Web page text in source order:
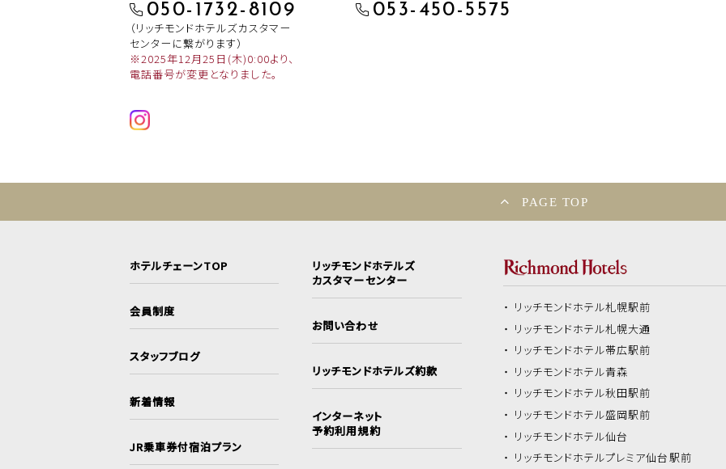
050-1732-8109
（リッチモンドホテルズカスタマー
センターに繋がります）
※2025年12月25日(木)0:00より、
電話番号が変更となりました。
053-450-5575
PAGE TOP
ホテルチェーンTOP
会員制度
スタッフブログ
新着情報
JR乗車券付宿泊プラン
リッチモンドホテルズ
カスタマーセンター
お問い合わせ
リッチモンドホテルズ約款
インターネット
予約利用規約
リッチモンドホテル札幌駅前
リッチモンドホテル札幌大通
リッチモンドホテル帯広駅前
リッチモンドホテル青森
リッチモンドホテル秋田駅前
リッチモンドホテル盛岡駅前
リッチモンドホテル仙台
リッチモンドホテルプレミア仙台駅前